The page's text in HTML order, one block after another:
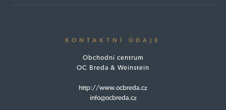
KONTAKTNÍ ÚDAJE
Obchodní centrum
OC Breda & Weinstein
http://www.ocbreda.cz
info@ocbreda.cz